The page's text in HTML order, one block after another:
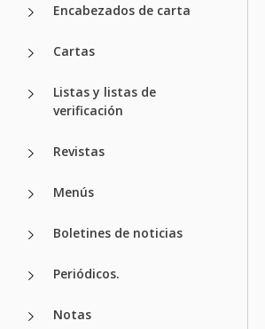
Encabezados de carta
Cartas
Listas y listas de
verificación
Revistas
Menús
Boletines de noticias
Periódicos.
Notas